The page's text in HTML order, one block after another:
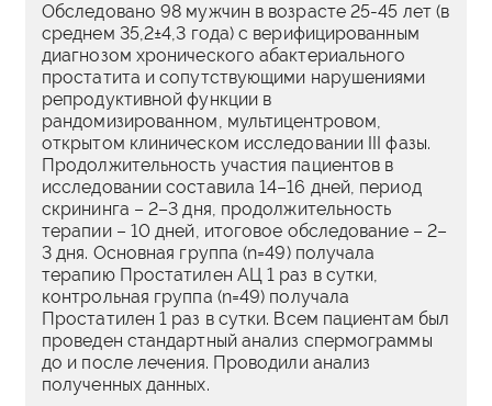
Обследовано 98 мужчин в возрасте 25-45 лет (в
среднем 35,2±4,3 года) с верифицированным
диагнозом хронического абактериального
простатита и сопутствующими нарушениями
репродуктивной функции в
рандомизированном, мультицентровом,
открытом клиническом исследовании III фазы.
Продолжительность участия пациентов в
исследовании составила 14–16 дней, период
скрининга – 2–3 дня, продолжительность
терапии – 10 дней, итоговое обследование – 2–
3 дня. Основная группа (n=49) получала
терапию Простатилен АЦ 1 раз в сутки,
контрольная группа (n=49) получала
Простатилен 1 раз в сутки. Всем пациентам был
проведен стандартный анализ спермограммы
до и после лечения. Проводили анализ
полученных данных.